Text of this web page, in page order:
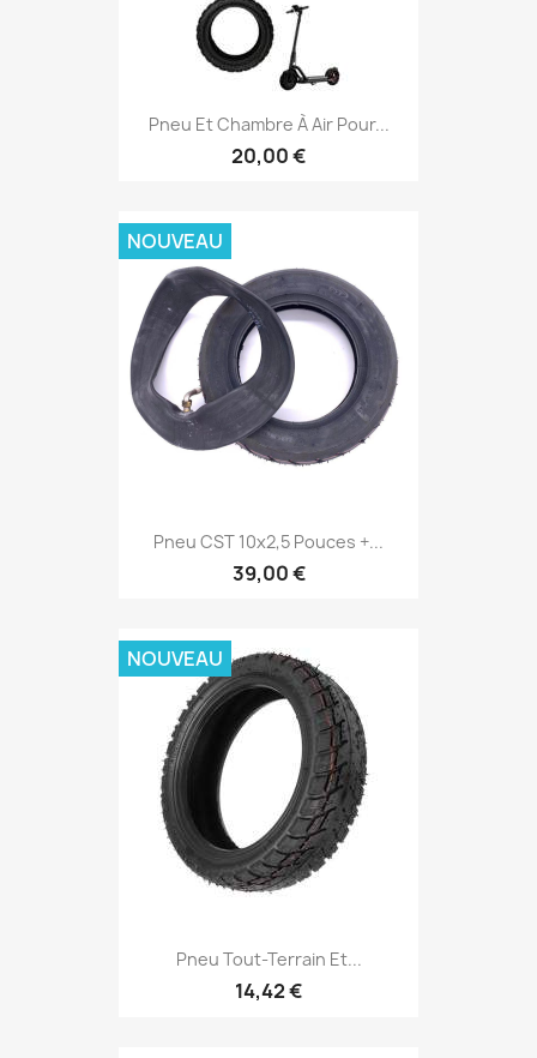
Pneu Et Chambre À Air Pour...
20,00 €
Pneu CST 10x2,5 Pouces +...
39,00 €
NOUVEAU
Pneu Tout-Terrain Et...
14,42 €
NOUVEAU